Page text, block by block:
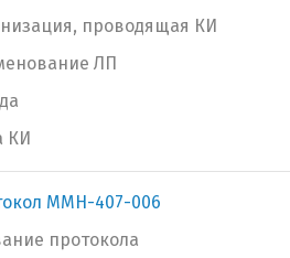
проводящая КИ
ЛП
КИ
MMH-407-006
протокола